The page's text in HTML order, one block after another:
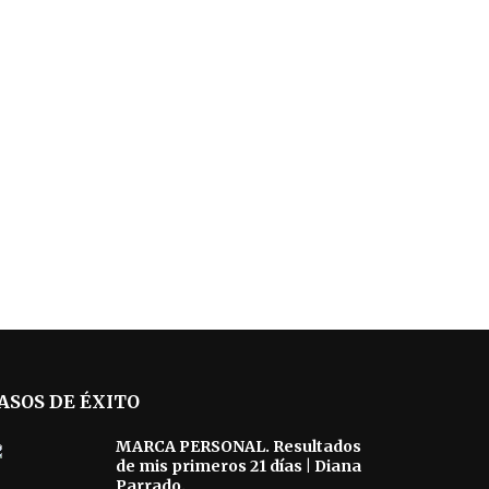
DE ÉXITO
MARCA PERSONAL. Resultados
de mis primeros 21 días | Diana